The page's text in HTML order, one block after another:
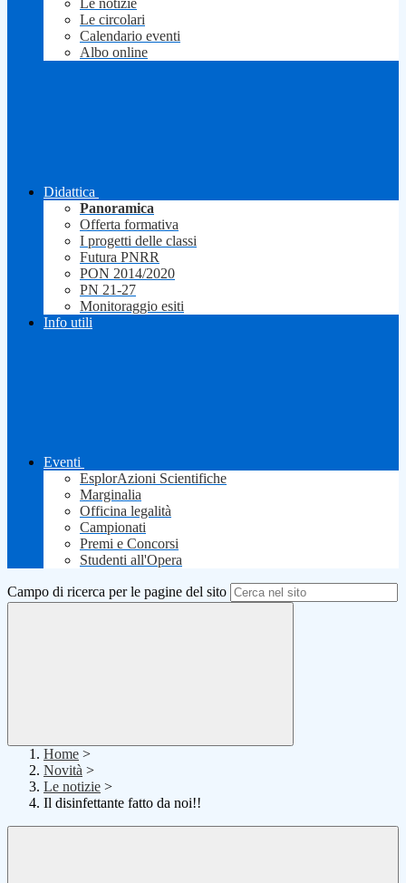
Le notizie
Le circolari
Calendario eventi
Albo online
Didattica
Panoramica
Offerta formativa
I progetti delle classi
Futura PNRR
PON 2014/2020
PN 21-27
Monitoraggio esiti
Info utili
Eventi
EsplorAzioni Scientifiche
Marginalia
Officina legalità
Campionati
Premi e Concorsi
Studenti all'Opera
Campo di ricerca per le pagine del sito
Home >
Novità >
Le notizie >
Il disinfettante fatto da noi!!